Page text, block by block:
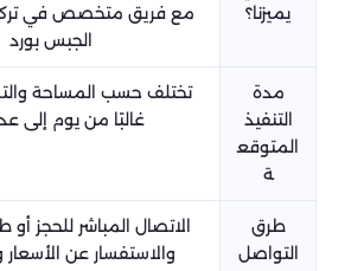
يميزنا؟
مع فريق متخصص في
الجبس بورد
مدة
التنفيذ
المتوقع
ة
تختلف حسب المساحة
غالبًا من يوم إلى
طرق
التواصل
الاتصال المباشر للحجز أو
والاستفسار عن الأسعار